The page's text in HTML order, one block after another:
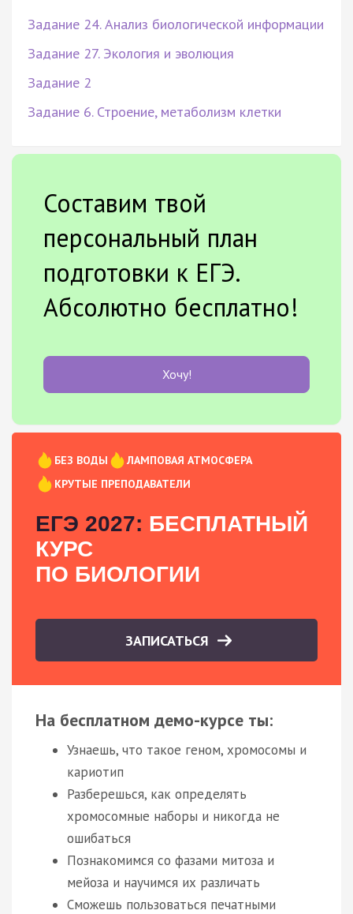
Задание 24. Анализ биологической информации
Задание 27. Экология и эволюция
Задание 2
Задание 6. Строение, метаболизм клетки
Составим твой
персональный план
подготовки к ЕГЭ.
Абсолютно бесплатно!
Хочу!
БЕЗ ВОДЫ
ЛАМПОВАЯ АТМОСФЕРА
КРУТЫЕ ПРЕПОДАВАТЕЛИ
ЕГЭ 2027: БЕСПЛАТНЫЙ
КУРС
ПО БИОЛОГИИ
ЗАПИСАТЬСЯ
На бесплатном демо-курсе ты:
Узнаешь, что такое геном, хромосомы и
кариотип
Разберешься, как определять
хромосомные наборы и никогда не
ошибаться
Познакомимся со фазами митоза и
мейоза и научимся их различать
Сможешь пользоваться печатными